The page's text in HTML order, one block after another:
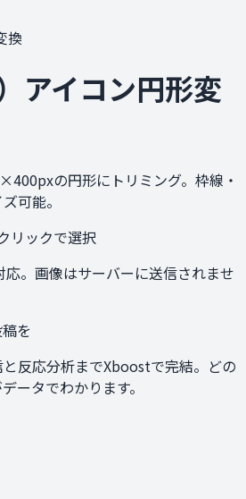
換
アイコン円形変
の円形にトリミング。枠線・
可能。
リックで選択
応。画像はサーバーに送信されませ
を
反応分析までXboostで完結。どの
ータでわかります。